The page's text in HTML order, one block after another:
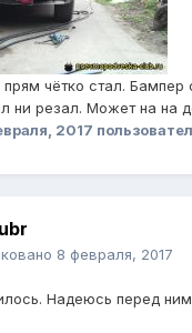
чётко стал. Бампер
ни резал. Может на на
2017
8 февраля, 2017
Надеюсь перед